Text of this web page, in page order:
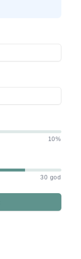
10%
30 god